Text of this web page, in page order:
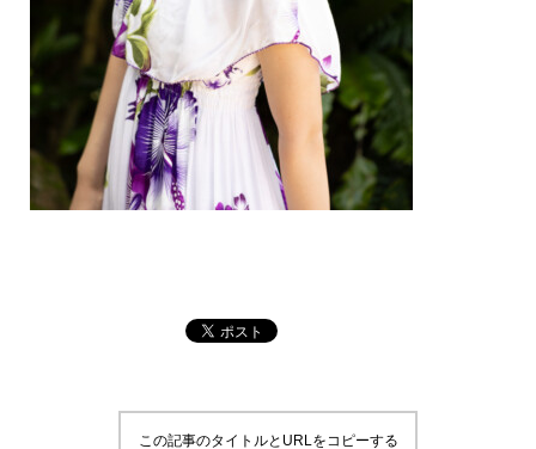
この記事のタイトルとURLをコピーする